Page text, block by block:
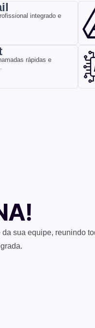
integrado e
rápidas e
sua equipe, reunindo